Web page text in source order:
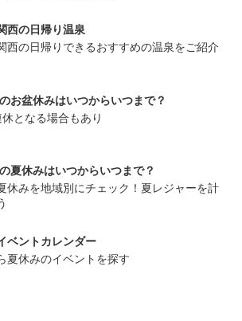
西の日帰り温泉
西の日帰りできるおすすめの温泉をご紹介
お盆休みはいつからいつまで？
となる場合もあり
夏休みはいつからいつまで？
休みを地域別にチェック！夏レジャーを計
ベントカレンダー
夏休みのイベントを探す